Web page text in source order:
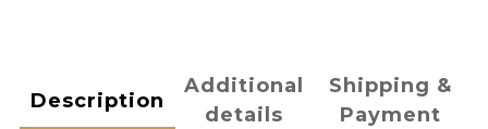
Description
Additional
details
Shipping &
Payment